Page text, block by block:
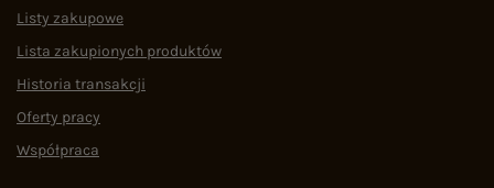
Listy zakupowe
Lista zakupionych produktów
Historia transakcji
Oferty pracy
Współpraca